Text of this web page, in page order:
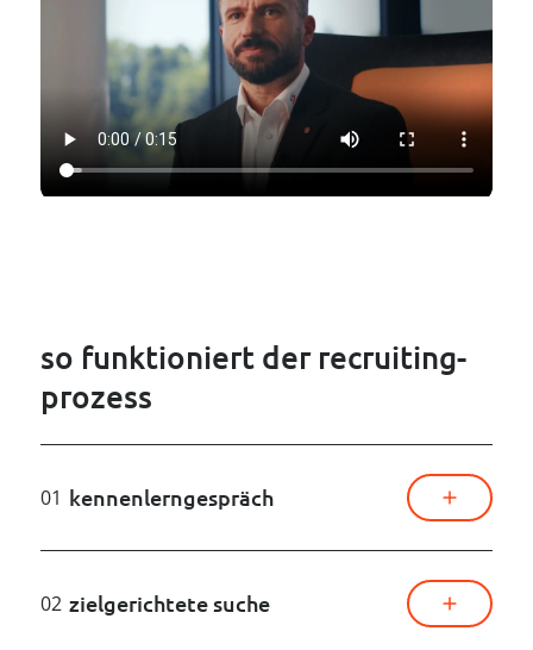
so funktioniert der recruiting-
prozess
01 kennenlerngespräch
02 zielgerichtete suche